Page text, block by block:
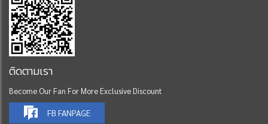
ติดตามเรา
Become Our Fan For More Exclusive Discount
FB FANPAGE